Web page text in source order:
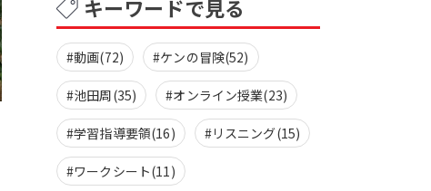
キーワードで見る
#動画(72) #ケンの冒険(52)
#池田周(35) #オンライン授業(23)
#学習指導要領(16) #リスニング(15)
#ワークシート(11)